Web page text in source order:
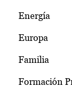
Energía
Europa
Familia
Formación